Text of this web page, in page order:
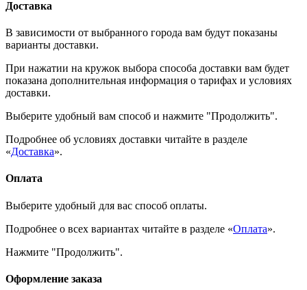
Доставка
В зависимости от выбранного города вам будут показаны
варианты доставки.
При нажатии на кружок выбора способа доставки вам будет
показана дополнительная информация о тарифах и условиях
доставки.
Выберите удобный вам способ и нажмите "Продолжить".
Подробнее об условиях доставки читайте в разделе
«Доставка».
Оплата
Выберите удобный для вас способ оплаты.
Подробнее о всех вариантах читайте в разделе «Оплата».
Нажмите "Продолжить".
Оформление заказа